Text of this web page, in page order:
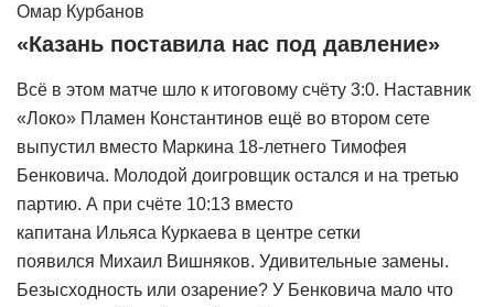
Омар Курбанов
«Казань поставила нас под давление»
Всё в этом матче шло к итоговому счёту 3:0. Наставник
«Локо» Пламен Константинов ещё во втором сете
выпустил вместо Маркина 18-летнего Тимофея
Бенковича. Молодой доигровщик остался и на третью
партию. А при счёте 10:13 вместо
капитана Ильяса Куркаева в центре сетки
появился Михаил Вишняков. Удивительные замены.
Безысходность или озарение? У Бенковича мало что